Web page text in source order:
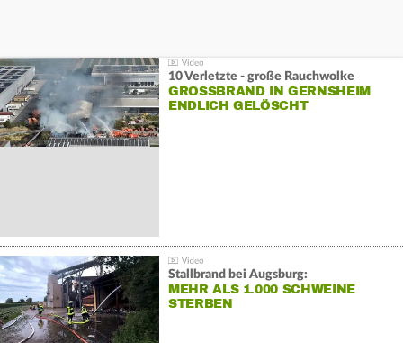
10 Verletzte - große Rauchwolke
GROSSBRAND IN GERNSHEIM E
NDLICH GELÖSCHT
Stallbrand bei Augsburg:
MEHR ALS 1.000 SCHWEINE
STERBEN